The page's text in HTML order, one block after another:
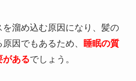
を溜め込む原因になり、髪の
因でもあるため、
睡眠の質
があるでしょう。